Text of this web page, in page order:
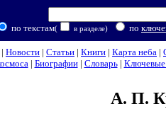
по текстам( в разделе) по
| Новости | Статьи | Книги | Карта неба |
| Биографии| Словарь| Ключевые
А. П.